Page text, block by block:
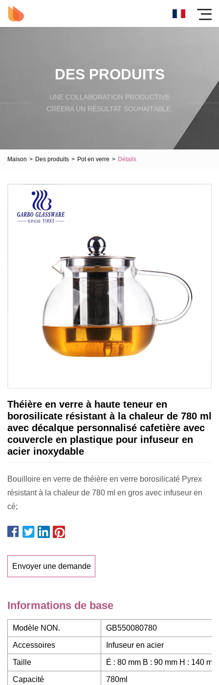
DES PRODUITS
UNE COLLABORATION PRODUCTIVE
CRÉERA UN RÉSULTAT SOUHAITABLE.
Maison > Des produits > Pot en verre > Détails
Théière en verre à haute teneur en
borosilicate résistant à la chaleur de 780 ml
avec décalque personnalisé cafetière avec
couvercle en plastique pour infuseur en
acier inoxydable
Bouilloire en verre de théière en verre borosilicaté Pyrex
résistant à la chaleur de 780 ml en gros avec infuseur en
cé;
Envoyer une demande
Informations de base
Modèle NON. GB550080780
Accessoires Infuseur en acier
Taille É : 80 mm B : 90 mm H : 140 mm
Capacité 780ml